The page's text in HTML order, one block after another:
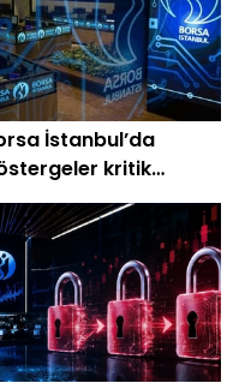
İstanbul’da
kritik
veriyor